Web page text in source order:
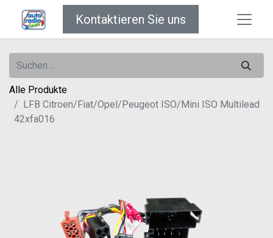
Kontaktieren Sie uns
Alle Produkte
LFB Citroen/Fiat/Opel/Peugeot ISO/Mini ISO Multilead
42xfa016